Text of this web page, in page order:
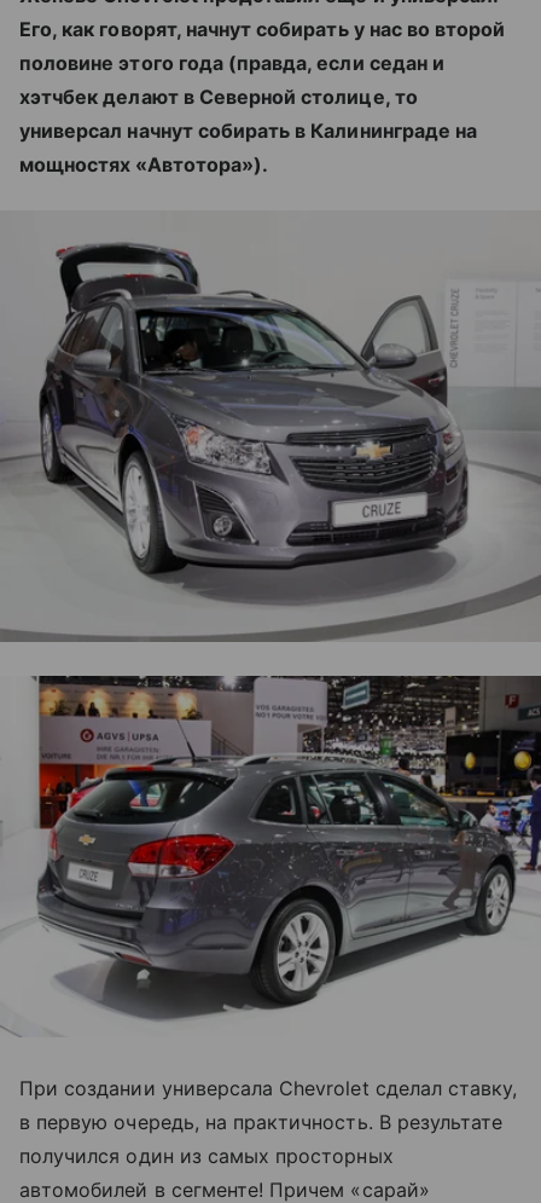
Его, как говорят, начнут собирать у нас во второй
половине этого года (правда, если седан и
хэтчбек делают в Северной столице, то
универсал начнут собирать в Калининграде на
мощностях «Автотора»).
При создании универсала Chevrolet сделал ставку,
в первую очередь, на практичность. В результате
получился один из самых просторных
автомобилей в сегменте! Причем «сарай»